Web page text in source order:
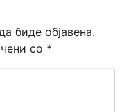
биде објавена.
со *